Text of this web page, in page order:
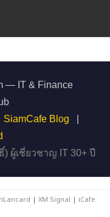
— IT & Finance
SiamCafe Blog
ผู้เชี่ยวชาญ IT 30+ ปี
| XM Signal | iCafe